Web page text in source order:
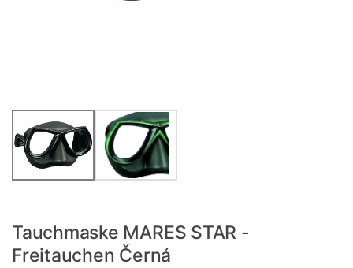
Tauchmaske MARES STAR -
Freitauchen Černá